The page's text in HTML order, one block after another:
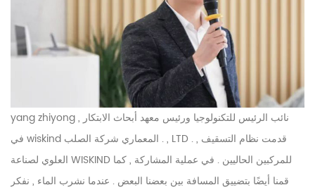
yang zhiyong , نائب الرئيس للتكنولوجيا ورئيس معهد أبحاث الابتكار
في wiskind
المعماري شركة الصلب . , LTD . , قدمت نظام التسقيف
العلوي لصناعة WISKIND للمركبين الحاليين . في عملية المشاركة , كما
قمنا أيضًا بتضييق المسافة بين بعضنا البعض . عندما نشرب الماء , نفكر